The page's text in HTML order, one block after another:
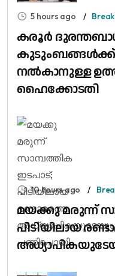
5 hours ago
കരൂർ
കുടുംബങ്ങൾക്ക്
നൽകാനുള്ള
ഹൈക്കോടതി
10 hours ago
മയക്കു മരുന്ന്
പിടിയിലായ